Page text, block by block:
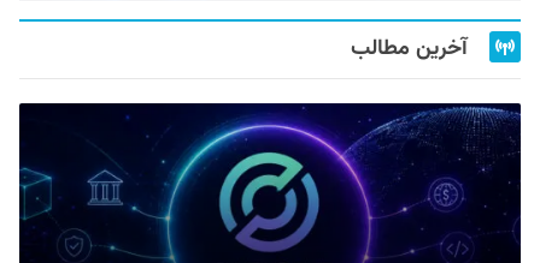
آخرین مطالب